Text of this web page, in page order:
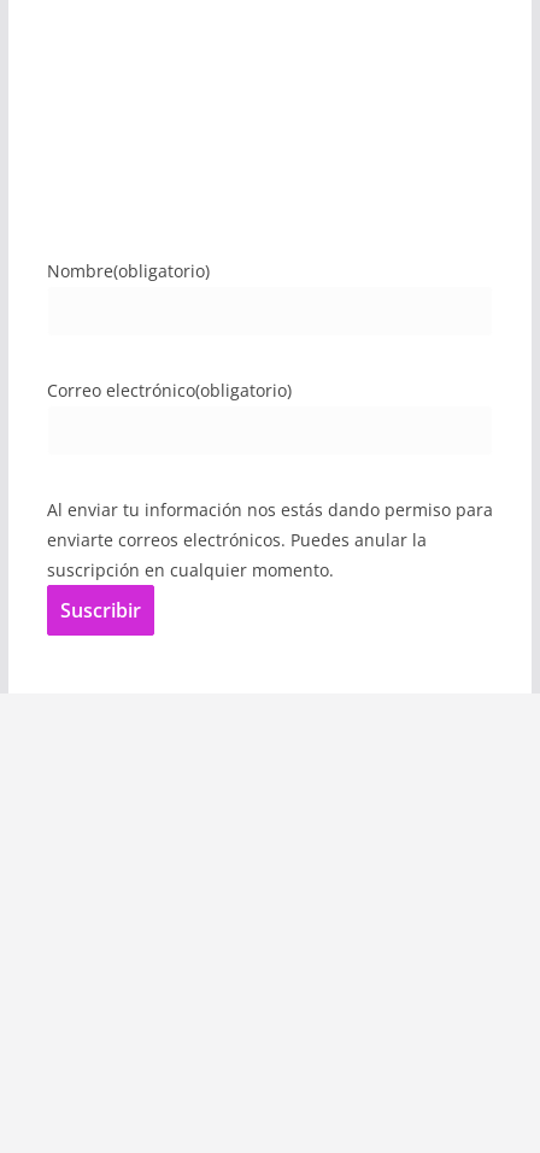
Nombre(obligatorio)
Correo electrónico(obligatorio)
Al enviar tu información nos estás dando permiso para
enviarte correos electrónicos. Puedes anular la
suscripción en cualquier momento.
Suscribir